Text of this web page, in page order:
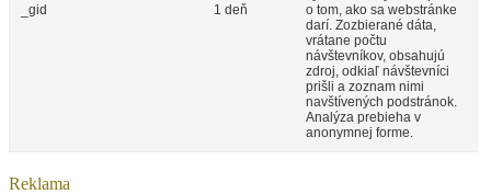
_gid 1 deň
o tom, ako sa webstránke
darí. Zozbierané dáta,
vrátane počtu
návštevníkov, obsahujú
zdroj, odkiaľ návštevníci
prišli a zoznam nimi
navštívených podstránok.
Analýza prebieha v
anonymnej forme.
Reklama